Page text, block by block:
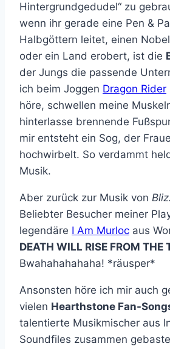
Hintergrundgedudel“ zu
wenn ihr gerade eine Pen &
Halbgöttern leitet, einen
oder ein Land erobert, ist die
der Jungs die passende
ich beim Joggen Dragon Rider
höre, schwellen meine
hinterlasse brennende
mir entsteht ein Sog, der
hochwirbelt. So verdammt
Musik.
Aber zurück zur Musik von
Beliebter Besucher meiner
legendäre I Am Murloc aus
DEATH WILL RISE FROM THE
Bwahahahahaha! *räusper*
Ansonsten höre ich mir auch
vielen Hearthstone Fan-
talentierte Musikmischer aus
Soundfiles zusammen